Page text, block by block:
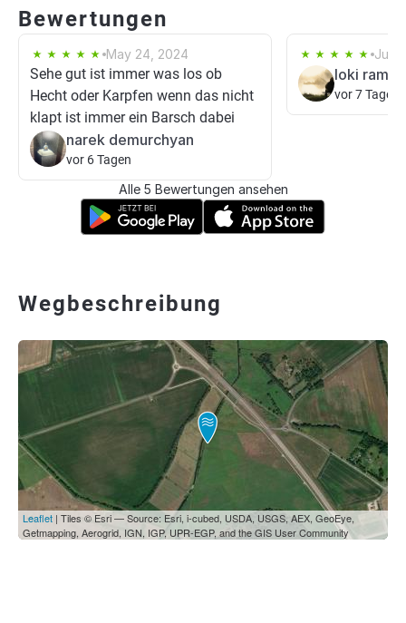
Bewertungen
May 24, 2024
Sehe gut ist immer was los ob
Hecht oder Karpfen wenn das nicht
klapt ist immer ein Barsch dabei
narek demurchyan
vor 6 Tagen
Jul
loki rami
vor 7 Tagen
Alle 5 Bewertungen ansehen
Wegbeschreibung
Leaflet | Tiles © Esri — Source: Esri, i-cubed, USDA, USGS, AEX, GeoEye,
Getmapping, Aerogrid, IGN, IGP, UPR-EGP, and the GIS User Community